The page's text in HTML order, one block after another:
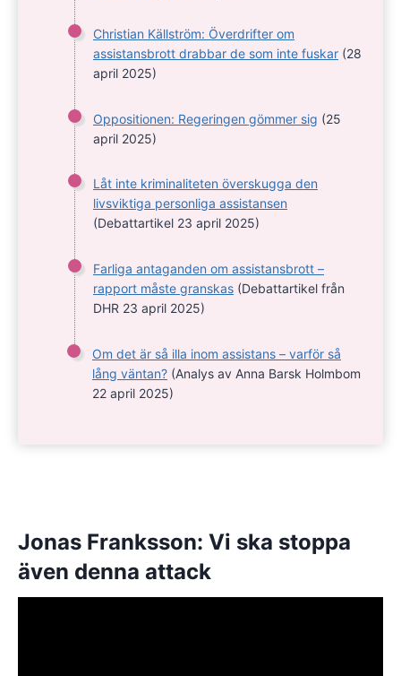
Christian Källström: Överdrifter om
assistansbrott drabbar de som inte fuskar (28
april 2025)
Oppositionen: Regeringen gömmer sig (25
april 2025)
Låt inte kriminaliteten överskugga den
livsviktiga personliga assistansen
(Debattartikel 23 april 2025)
Farliga antaganden om assistansbrott –
rapport måste granskas (Debattartikel från
DHR 23 april 2025)
Om det är så illa inom assistans – varför så
lång väntan? (Analys av Anna Barsk Holmbom
22 april 2025)
Jonas Franksson: Vi ska stoppa
även denna attack